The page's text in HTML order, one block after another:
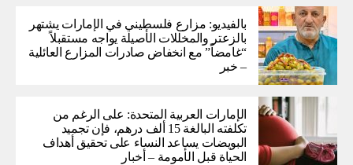
بالفيديو: مزارع فلسطيني في الإمارات يشتهر
بالزعتر والمخللات الأصيلة يواجه مستقبلاً
“غامضاً” ​​مع انخفاض صادرات المزارع العائلية
– خبر
الإمارات العربية المتحدة: على الرغم من
تكلفته البالغة 15 ألف درهم، فإن تجميد
البويضات يساعد النساء على تحقيق أهداف
الحياة قبل الأمومة – أخبار